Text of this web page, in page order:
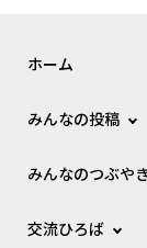
ホーム
みんなの投稿
みんなのつぶやき
交流ひろば